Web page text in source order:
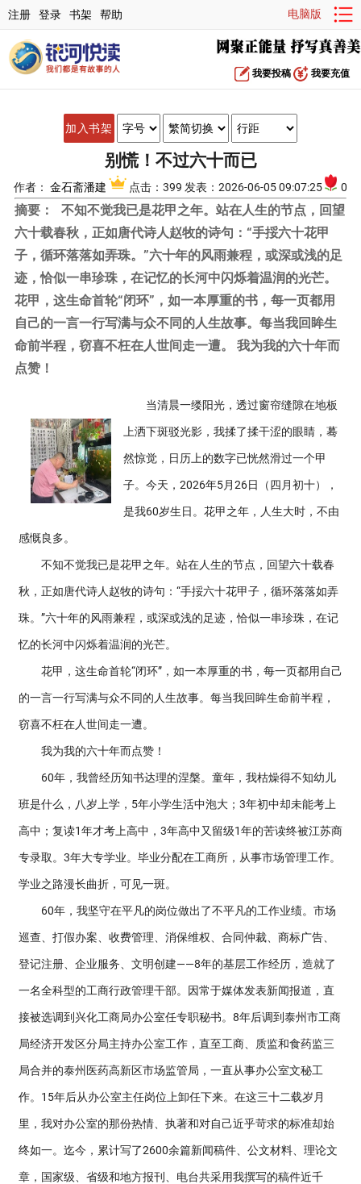
注册 登录 书架 帮助 电脑版
我要投稿 我要充值
加入书架
别慌！不过六十而已
作者： 金石斋潘建 点击：399 发表：2026-06-05 09:07:25 0
摘要：
不知不觉我已是花甲之年。站在人生的节点，回望
六十载春秋，正如唐代诗人赵牧的诗句：“手挼六十花甲
子，循环落落如弄珠。”六十年的风雨兼程，或深或浅的足
迹，恰似一串珍珠，在记忆的长河中闪烁着温润的光芒。
花甲，这生命首轮“闭环”，如一本厚重的书，每一页都用
自己的一言一行写满与众不同的人生故事。每当我回眸生
命前半程，窃喜不枉在人世间走一遭。 我为我的六十年而
点赞！
当清晨一缕阳光，透过窗帘缝隙在地板
上洒下斑驳光影，我揉了揉干涩的眼睛，蓦
然惊觉，日历上的数字已恍然滑过一个甲
子。今天，2026年5月26日（四月初十），
是我60岁生日。花甲之年，人生大时，不由
感慨良多。
不知不觉我已是花甲之年。站在人生的节点，回望六十载春
秋，正如唐代诗人赵牧的诗句：“手挼六十花甲子，循环落落如弄
珠。”六十年的风雨兼程，或深或浅的足迹，恰似一串珍珠，在记
忆的长河中闪烁着温润的光芒。
花甲，这生命首轮“闭环”，如一本厚重的书，每一页都用自己
的一言一行写满与众不同的人生故事。每当我回眸生命前半程，
窃喜不枉在人世间走一遭。
我为我的六十年而点赞！
60年，我曾经历知书达理的涅槃。童年，我枯燥得不知幼儿
班是什么，八岁上学，5年小学生活中泡大；3年初中却未能考上
高中；复读1年才考上高中，3年高中又留级1年的苦读终被江苏商
专录取。3年大专学业。毕业分配在工商所，从事市场管理工作。
学业之路漫长曲折，可见一斑。
60年，我坚守在平凡的岗位做出了不平凡的工作业绩。市场
巡查、打假办案、收费管理、消保维权、合同仲裁、商标广告、
登记注册、企业服务、文明创建——8年的基层工作经历，造就了
一名全科型的工商行政管理干部。因常于媒体发表新闻报道，直
接被选调到兴化工商局办公室任专职秘书。8年后调到泰州市工商
局经济开发区分局主持办公室工作，直至工商、质监和食药监三
局合并的泰州医药高新区市场监管局，一直从事办公室文秘工
作。15年后从办公室主任岗位上卸任下来。在这三十二载岁月
里，我对办公室的那份热情、执著和对自己近乎苛求的标准却始
终如一。迄今，累计写了2600余篇新闻稿件、公文材料、理论文
章，国家级、省级和地方报刊、电台共采用我撰写的稿件近千